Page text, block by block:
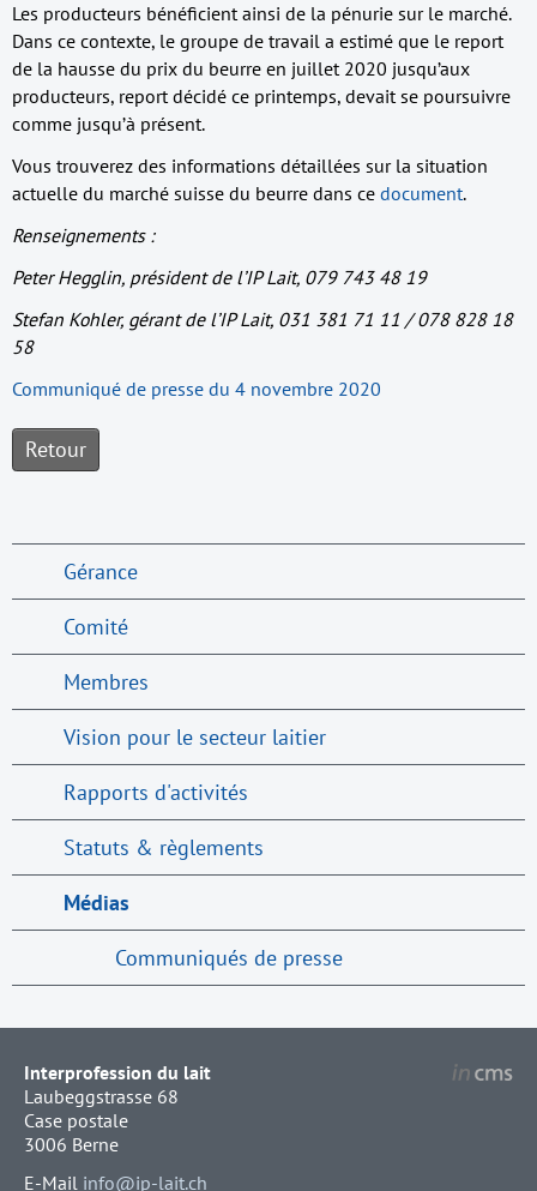
Les producteurs bénéficient ainsi de la pénurie sur le marché.
Dans ce contexte, le groupe de travail a estimé que le report
de la hausse du prix du beurre en juillet 2020 jusqu’aux
producteurs, report décidé ce printemps, devait se poursuivre
comme jusqu’à présent.
Vous trouverez des informations détaillées sur la situation
actuelle du marché suisse du beurre dans ce document.
Renseignements :
Peter Hegglin, président de l’IP Lait, 079 743 48 19
Stefan Kohler, gérant de l’IP Lait, 031 381 71 11 / 078 828 18
58
Communiqué de presse du 4 novembre 2020
Retour
Gérance
Comité
Membres
Vision pour le secteur laitier
Rapports d'activités
Statuts & règlements
Médias
Communiqués de presse
Interprofession du lait
Laubeggstrasse 68
Case postale
3006 Berne
E-Mail info@ip-lait.ch